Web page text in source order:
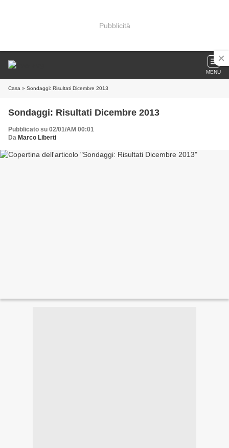
Pubblicità
MENU
Casa » Sondaggi: Risultati Dicembre 2013
Sondaggi: Risultati Dicembre 2013
Pubblicato su 02/01/AM 00:01
Da Marco Liberti